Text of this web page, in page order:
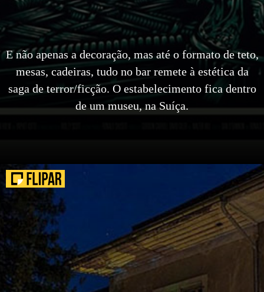
E não apenas a decoração, mas até o formato de teto,
mesas, cadeiras, tudo no bar remete à estética da
saga de terror/ficção. O estabelecimento fica dentro
de um museu, na Suíça.